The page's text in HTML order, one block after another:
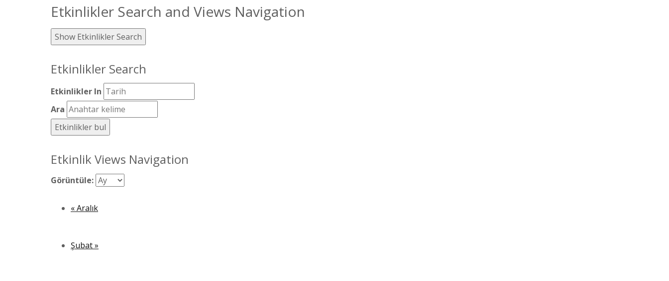
Etkinlikler Search and Views Navigation
Show Etkinlikler Search
Etkinlikler Search
Etkinlikler In
Ara
Etkinlik Views Navigation
Görüntüle:
«Aralık
Şubat»